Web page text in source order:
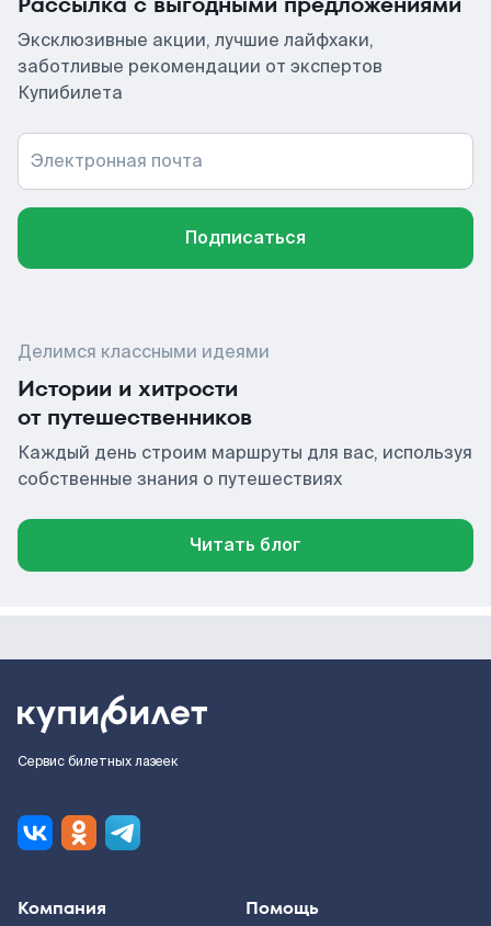
Эксклюзивные акции, лучшие лайфхаки,
заботливые рекомендации от экспертов
Купибилета
Электронная почта
Подписаться
Делимся классными идеями
Истории и хитрости
от путешественников
Каждый день строим маршруты для вас, используя
собственные знания о путешествиях
Читать блог
Сервис билетных лазеек
Компания Помощь